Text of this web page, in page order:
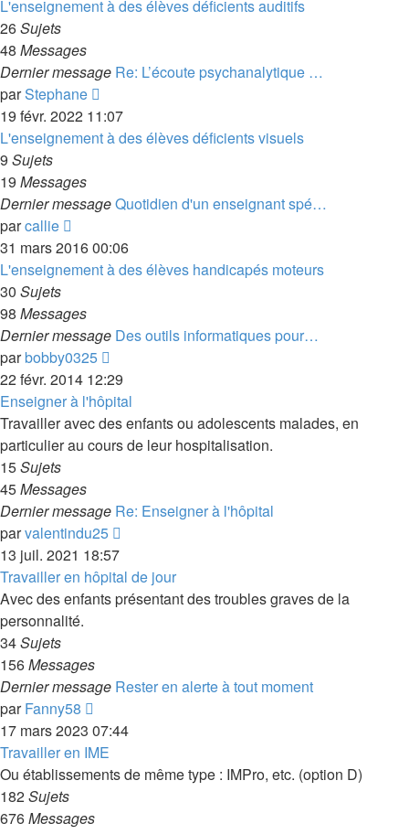
dernier
L'enseignement à des élèves déficients auditifs
26Sujets
48 Messages
Dernier message Re: L’écoute psychanalytique …
parStephane
le
dernier
19 févr. 2022 11:07
L'enseignement à des élèves déficients visuels
9 Sujets
19 Messages
Dernier messageQuotidien d'un enseignant spé…
parcallie
le
dernier
31 mars 2016 00:06
L'enseignement à des élèves handicapés moteurs
30 Sujets
98 Messages
Dernier message Des outils informatiques pour…
parbobby0325
le
dernier
message
22 févr. 2014 12:29
Enseigner à l'hôpital
Travailler avec des enfants ou adolescents malades, en
particulier au cours de leur hospitalisation.
15Sujets
45Messages
Dernier message Re: Enseigner à l'hôpital
parvalentindu25
dernier
message
13 juil. 2021 18:57
Travailler en hôpital de jour
Avec des enfants présentant des troubles graves de la
personnalité.
34Sujets
156Messages
Dernier message Rester en alerte à tout moment
parFanny58
le
dernier
message
17 mars 2023 07:44
Travailler en IME
Ou établissements de même type : IMPro, etc. (option D)
182Sujets
676Messages